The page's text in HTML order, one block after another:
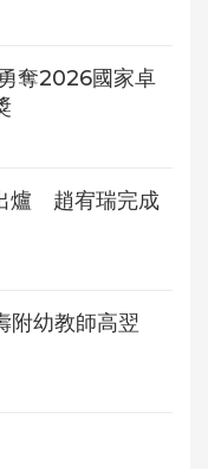
奪2026國家卓
爐 趙宥瑞完成
幼教師高翌